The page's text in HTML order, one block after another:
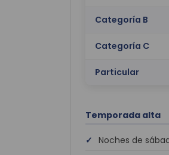
Categoría B
Categoría C
Particular
Temporada alta
Noches de